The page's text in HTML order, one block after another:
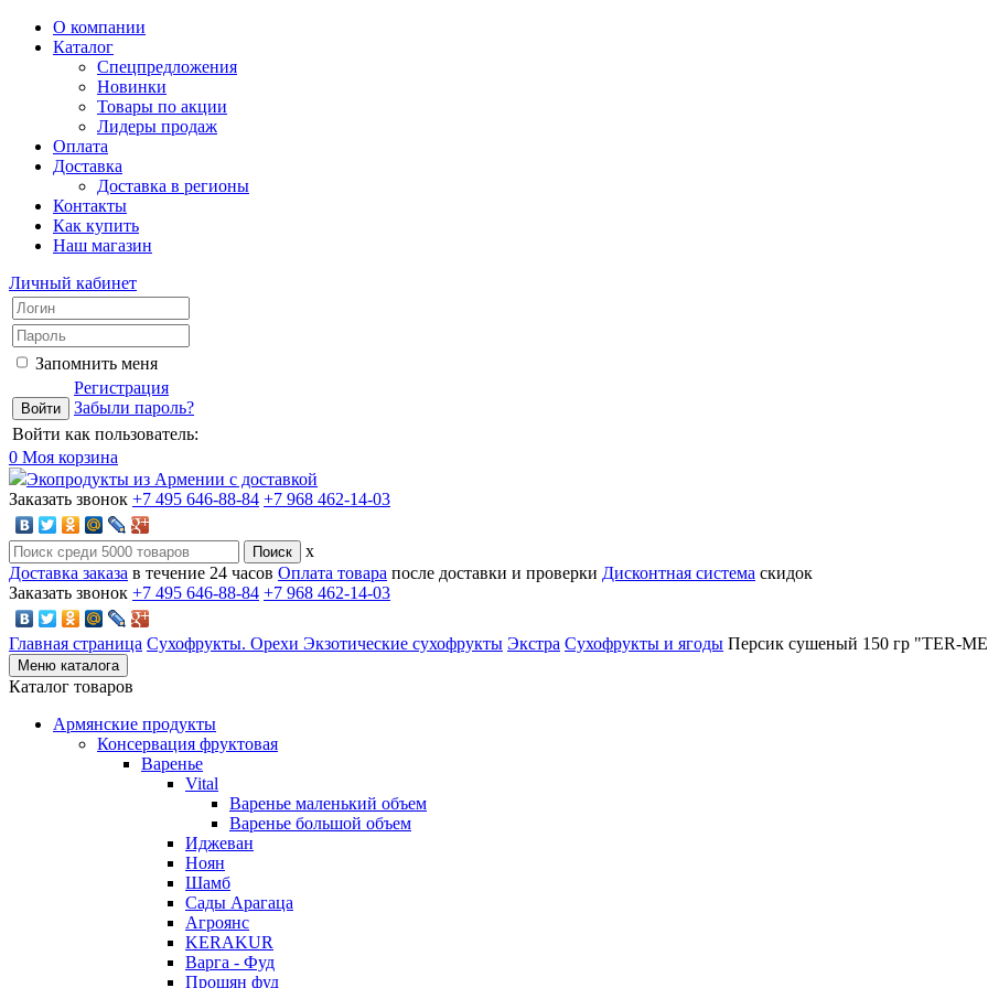
О компании
Каталог
Спецпредложения
Новинки
Товары по акции
Лидеры продаж
Оплата
Доставка
Доставка в регионы
Контакты
Как купить
Наш магазин
Личный кабинет
Запомнить меня
Регистрация
Забыли пароль?
Войти как пользователь:
0 Моя корзина
Экопродукты из Армении с доставкой
Заказать звонок +7 495 646-88-84 +7 968 462-14-03
x
Доставка заказа в течение 24 часов Оплата товара после доставки и проверки Дисконтная система скидок
Заказать звонок +7 495 646-88-84 +7 968 462-14-03
Главная страница Сухофрукты. Орехи Экзотические сухофрукты Экстра Сухофрукты и ягоды Персик сушеный 150 гр "TER-
Меню каталога
Каталог товаров
Армянские продукты
Консервация фруктовая
Варенье
Vital
Варенье маленький объем
Варенье большой объем
Иджеван
Ноян
Шамб
Сады Арагаца
Агроянс
KERAKUR
Варга - Фуд
Прошян фуд